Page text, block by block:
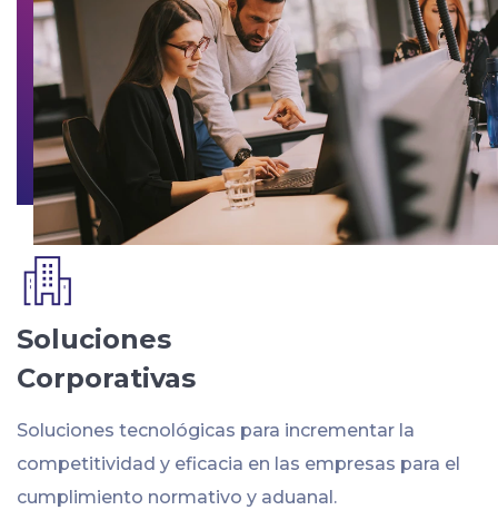
Soluciones
Corporativas
Soluciones tecnológicas para incrementar la
competitividad y eficacia en las empresas para el
cumplimiento normativo y aduanal.